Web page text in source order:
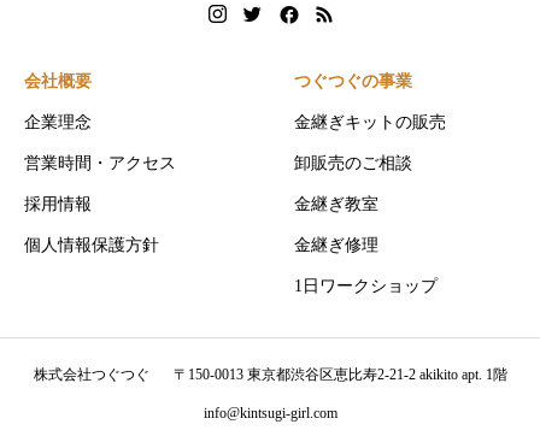
会社概要
企業理念
営業時間・アクセス
採用情報
個人情報保護方針
つぐつぐの事業
金継ぎキットの販売
卸販売のご相談
金継ぎ教室
金継ぎ修理
1日ワークショップ
株式会社つぐつぐ 〒150-0013 東京都渋谷区恵比寿2-21-2 akikito apt. 1階
info@kintsugi-girl.com